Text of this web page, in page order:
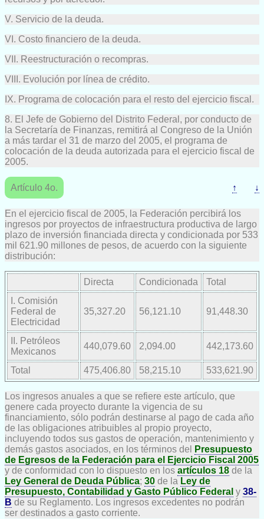
V. Servicio de la deuda.
VI. Costo financiero de la deuda.
VII. Reestructuración o recompras.
VIII. Evolución por línea de crédito.
IX. Programa de colocación para el resto del ejercicio fiscal.
8. El Jefe de Gobierno del Distrito Federal, por conducto de
la Secretaría de Finanzas, remitirá al Congreso de la Unión
a más tardar el 31 de marzo del 2005, el programa de
colocación de la deuda autorizada para el ejercicio fiscal de
2005.
Artículo 4o. ↑ ↓
En el ejercicio fiscal de 2005, la Federación percibirá los
ingresos por proyectos de infraestructura productiva de largo
plazo de inversión financiada directa y condicionada por 533
mil 621.90 millones de pesos, de acuerdo con la siguiente
distribución:
Directa Condicionada
Total
I. Comisión
Federal de
Electricidad
35,327.20 56,121.10 91,448.30
II. Petróleos
Mexicanos
440,079.60 2,094.00 442,173.60
Total 475,406.80 58,215.10 533,621.90
Los ingresos anuales a que se refiere este artículo, que
genere cada proyecto durante la vigencia de su
financiamiento, sólo podrán destinarse al pago de cada año
de las obligaciones atribuibles al propio proyecto,
incluyendo todos sus gastos de operación, mantenimiento y
demás gastos asociados, en los términos del
Presupuesto
de Egresos de la Federación para el Ejercicio Fiscal 2005
y de conformidad con lo dispuesto en los artículos 18 de la
Ley General de Deuda Pública; 30 de la Ley de
Presupuesto, Contabilidad y Gasto Público Federal y 38-
B de su Reglamento. Los ingresos excedentes no podrán
ser destinados a gasto corriente.